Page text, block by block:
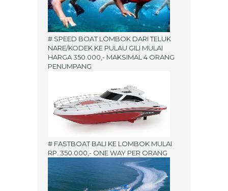
# SPEED BOAT LOMBOK DARI TELUK
NARE/KODEK KE PULAU GILI MULAI
HARGA 350.000,- MAKSIMAL 4 ORANG
PENUMPANG
# FASTBOAT BALI KE LOMBOK MULAI
RP. 350.000,- ONE WAY PER ORANG